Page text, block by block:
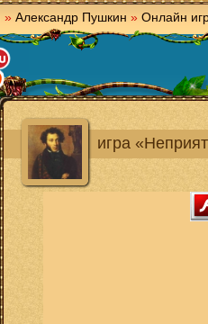
» Александр Пушкин » Онлайн
игра